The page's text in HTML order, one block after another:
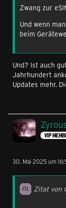
Zwang zur
Und wenn
beim
Und? Ist auch
Jahrhundert
Updates mehr.
VIP
30. Mai 2025 um
Zitat von